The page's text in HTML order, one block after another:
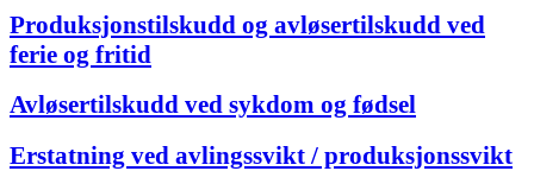
Produksjonstilskudd og avløsertilskudd ved
ferie og fritid
Avløsertilskudd ved sykdom og fødsel
Erstatning ved avlingssvikt / produksjonssvikt